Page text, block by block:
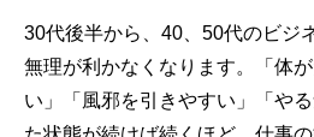
30代後半から、40、50代のビジ
無理が利かなくなります。「体
い」「風邪を引きやすい」「や